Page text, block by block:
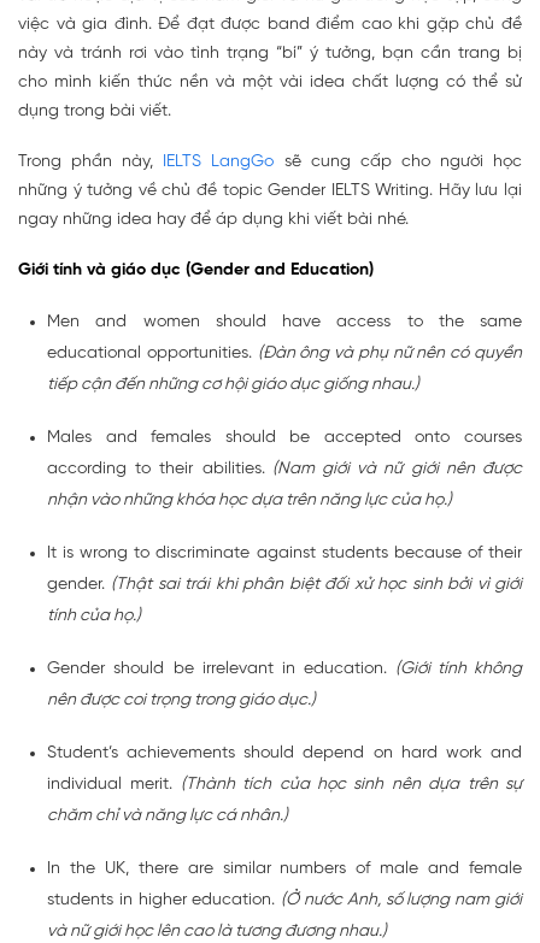
việc và gia đình. Để đạt được band điểm cao khi gặp chủ đề
này và tránh rơi vào tình trạng “bí” ý tưởng, bạn cần trang bị
cho mình kiến thức nền và một vài idea chất lượng có thể sử
dụng trong bài viết.
Trong phần này, IELTS LangGo sẽ cung cấp cho người học
những ý tưởng về chủ đề topic Gender IELTS Writing. Hãy lưu lại
ngay những idea hay để áp dụng khi viết bài nhé.
Giới tính và giáo dục (Gender and Education)
Men and women should have access to the same
educational opportunities. (Đàn ông và phụ nữ nên có quyền
tiếp cận đến những cơ hội giáo dục giống nhau.)
Males and females should be accepted onto courses
according to their abilities.(Nam giới và nữ giới nên được
nhận vào những khóa học dựa trên năng lực của họ.)
It is wrong to discriminate against students because of their
gender. (Thật sai trái khi phân biệt đối xử học sinh bởi vì giới
tính của họ.)
Gender should be irrelevant in education. (Giới tính không
nên được coi trọng trong giáo dục.)
Student’s achievements should depend on hard work and
individual merit. (Thành tích của học sinh nên dựa trên sự
chăm chỉ và năng lực cá nhân.)
In the UK, there are similar numbers of male and female
students in higher education. (Ở nước Anh, số lượng nam giới
và nữ giới học lên cao là tương đương nhau.)